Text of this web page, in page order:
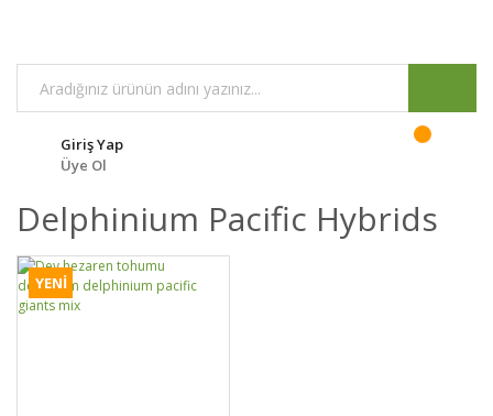
Giriş Yap
Üye Ol
Delphinium Pacific Hybrids
YENİ